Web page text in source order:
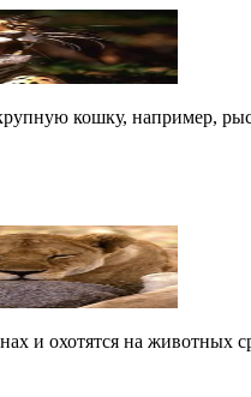
кошку, например,
и охотятся на животных